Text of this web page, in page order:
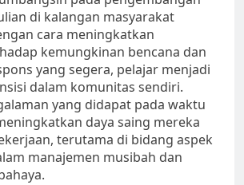
di kalangan masyarakat
cara meningkatkan
kemungkinan bencana dan
yang segera, pelajar menjadi
dalam komunitas sendiri.
yang didapat pada waktu
daya saing mereka
terutama di bidang aspek
manajemen musibah dan